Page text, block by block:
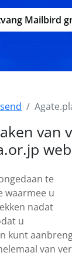
Mailbird
van
te
waarmee u
nadat
u
kunt
van